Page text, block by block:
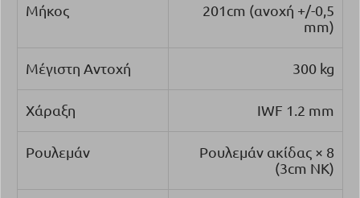
Μήκος
201cm (ανοχή +/-0,5
mm)
Μέγιστη Αντοχή 300 kg
Χάραξη IWF 1.2 mm
Ρουλεμάν
Ρουλεμάν ακίδας × 8
(3cm NK)